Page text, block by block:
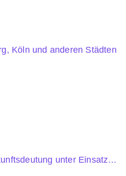
Köln und anderen Städten
unter Einsatz…